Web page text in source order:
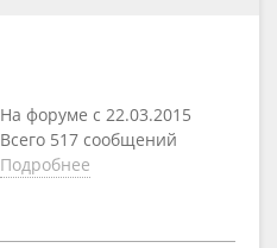
На форуме с 22.03.2015
Всего 517 сообщений
Подробнее